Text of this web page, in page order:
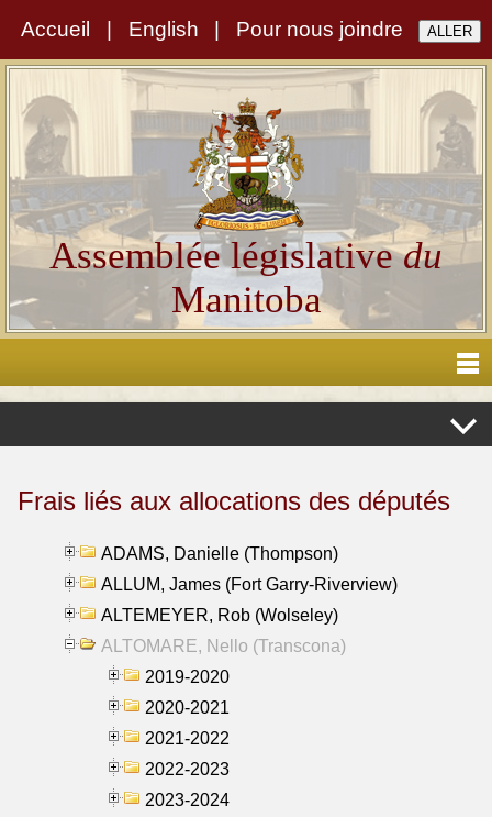
Accueil English Pour nous joindre
Assemblée législativedu
Manitoba
Frais liés aux allocations des députés
ADAMS, Danielle (Thompson)
ALLUM, James (Fort Garry-Riverview)
ALTEMEYER, Rob (Wolseley)
ALTOMARE, Nello (Transcona)
2019-2020
2020-2021
2021-2022
2022-2023
2023-2024